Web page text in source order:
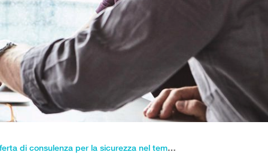
Offerta di consulenza per la sicurezza nel tempo libero